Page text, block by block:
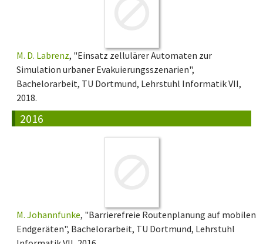
M. D. Labrenz, "Einsatz zellulärer Automaten zur
Simulation urbaner Evakuierungsszenarien",
Bachelorarbeit, TU Dortmund, Lehrstuhl Informatik VII,
2018.
2016
M. Johannfunke, "Barrierefreie Routenplanung auf mobilen
Endgeräten", Bachelorarbeit, TU Dortmund, Lehrstuhl